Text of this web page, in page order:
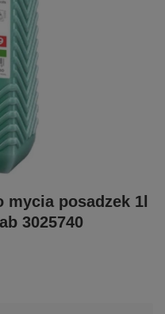
posadzek 1l
3025740